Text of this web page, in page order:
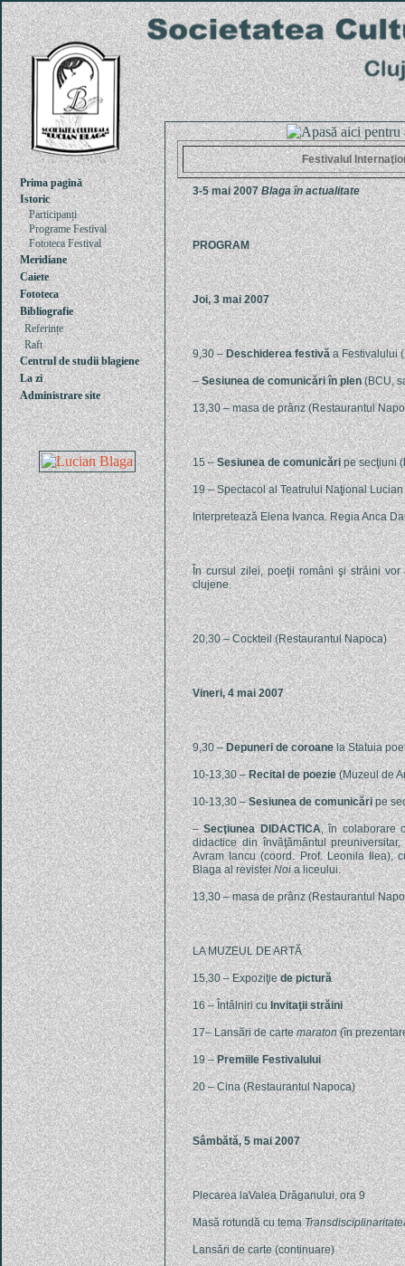
Prima pagină
Istoric
Participanți
Programe Festival
Fototeca Festival
Meridiane
Caiete
Fototeca
Bibliografie
Referințe
Raft
Centrul de studii blagiene
La zi
Administrare site
Festivalul
3-5 mai 2007Blaga în actualitate
PROGRAM
Joi, 3 mai 2007
9,30 –Deschiderea festivăa Festivalului
–Sesiunea de comunicări în plen(BCU,
13,30 – masa de prânz (Restaurantul
15 –Sesiunea de comunicăripe secţiuni (
19 – Spectacol al Teatrului Naţional
Interpretează Elena Ivanca. Regia Anca
În cursul zilei, poeţii români şi străini
clujene.
20,30 – Cockteil (Restaurantul Napoca)
Vineri, 4 mai 2007
9,30 –Depuneri de coroanela Statuia
10-13,30 –Recital de poezie(Muzeul de
10-13,30 –Sesiunea de comunicăripe
–Secţiunea DIDACTICA, în colaborare
didactice din învăţământul
Avram Iancu (coord. Prof. Leonila Ilea),
Blaga al revisteiNoia liceului.
13,30 – masa de prânz (Restaurantul
LA MUZEUL DE ARTĂ
15,30 – Expoziţiede pictură
16 – Întâlniri cuInvitaţii străini
17– Lansări de cartemaraton(în
19 –Premiile Festivalului
20 – Cina (Restaurantul Napoca)
Sâmbătă, 5 mai 2007
Plecarea laValea Drăganului, ora 9
Masă rotundă cu tema
Lansări de carte (continuare)